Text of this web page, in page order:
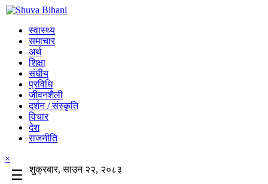
स्वास्थ्य
समाचार
अर्थ
शिक्षा
संघीय
प्रविधि
जीवनशैली
दर्शन / संस्कृति
विचार
देश
राजनीति
×
☰
शुक्रबार, साउन २२, २०८३